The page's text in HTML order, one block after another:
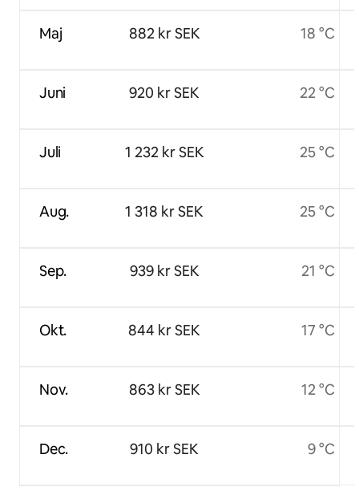
Maj
Juni
Juli
Aug.
Sep.
Okt.
Nov.
Dec.
882 kr SEK
920 kr SEK
1 232 kr SEK
1 318 kr SEK
939 kr SEK
844 kr SEK
863 kr SEK
910 kr SEK
18 °C
22 °C
25 °C
25 °C
21 °C
17 °C
12 °C
9 °C